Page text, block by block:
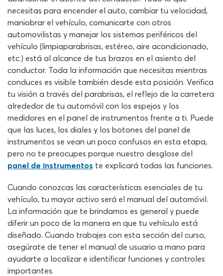
necesitas para encender el auto, cambiar tu velocidad,
maniobrar el vehículo, comunicarte con otros
automovilistas y manejar los sistemas periféricos del
vehículo (limpiaparabrisas, estéreo, aire acondicionado,
etc.) está al alcance de tus brazos en el asiento del
conductor. Toda la información que necesitas mientras
conduces es visible también desde esta posición. Verifica
tu visión a través del parabrisas, el reflejo de la carretera
alrededor de tu automóvil con los espejos y los
medidores en el panel de instrumentos frente a ti. Puede
que las luces, los diales y los botones del panel de
instrumentos se vean un poco confusos en esta etapa,
pero no te preocupes porque nuestro desglose del
panel de instrumentos te explicará todas las funciones.
Cuando conozcas las características esenciales de tu
vehículo, tu mayor activo será el manual del automóvil.
La información que te brindamos es general y puede
diferir un poco de la manera en que tu vehículo está
diseñado. Cuando trabajes con esta sección del curso,
asegúrate de tener el manual de usuario a mano para
ayudarte a localizar e identificar funciones y controles
importantes.